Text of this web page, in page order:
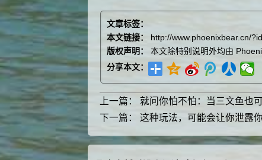
文章标签：
本文链接：
http://www.phoenixbear.cn/
版权声明：
本文除特别说明外均由
分享本文：
上一篇： 就问你怕不怕：当三文鱼也
下一篇： 这种玩法，可能会让你泄露